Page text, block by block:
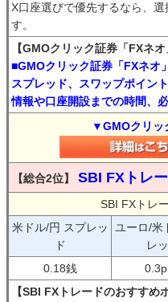
X口座選びで優先するなら、
す。
【GMOクリック証券「FXネオ
■GMOクリック証券「FXネオ
スプレッド、スワップポイン
情報や口座開設までの時間、
▼GMOクリッ
【総合2位】 SBI FXトレ
SBI FXトレ
米ドル/円 スプレッ
ド
ユーロ/米
レ
0.18銭
【SBI FXトレードのおすすめ